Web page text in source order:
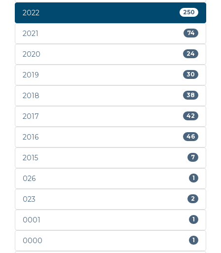
2022 250
2021 74
2020 24
2019 30
2018 38
2017 42
2016 46
2015 7
026 1
023 2
0001 1
0000 1